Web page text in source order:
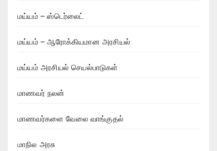
மய்யம் – ஸ்டெர்லைட்
மய்யம் – ஆரோக்கியமான அரசியல்
மய்யம் அரசியல் செயல்பாடுகள்
மாணவர் நலன்
மாணவர்களை வேலை வாங்குதல்
மாநில அரசு